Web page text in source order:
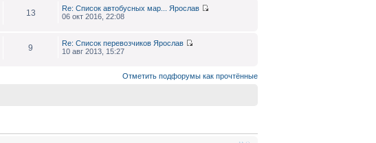
13 Re: Список автобусных мар...
Ярослав
06 окт 2016, 22:08
9 Re: Список перевозчиков Ярослав
10 авг 2013, 15:27
Отметить подфорумы как прочтённые